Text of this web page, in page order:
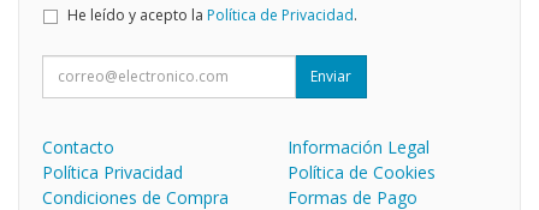
He leído y acepto la Política de Privacidad.
Enviar
Contacto
Información Legal
Política Privacidad
Política de Cookies
Condiciones de Compra
Formas de Pago